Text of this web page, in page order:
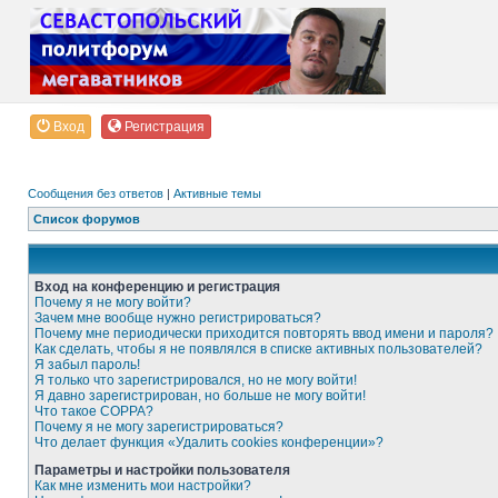
Вход Регистрация
Сообщения без ответов | Активные темы
Список форумов
Вход на конференцию и регистрация
Почему я не могу войти?
Зачем мне вообще нужно регистрироваться?
Почему мне периодически приходится повторять ввод имени и пароля?
Как сделать, чтобы я не появлялся в списке активных пользователей?
Я забыл пароль!
Я только что зарегистрировался, но не могу войти!
Я давно зарегистрирован, но больше не могу войти!
Что такое COPPA?
Почему я не могу зарегистрироваться?
Что делает функция «Удалить cookies конференции»?
Параметры и настройки пользователя
Как мне изменить мои настройки?